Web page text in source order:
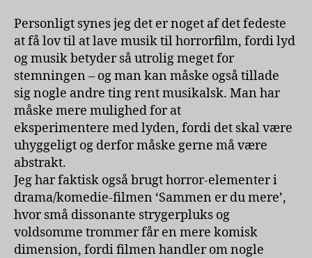
Personligt synes jeg det er noget af det fedeste
at få lov til at lave musik til horrorfilm, fordi lyd
og musik betyder så utrolig meget for
stemningen – og man kan måske også tillade
sig nogle andre ting rent musikalsk. Man har
måske mere mulighed for at
eksperimentere med lyden, fordi det skal være
uhyggeligt og derfor måske gerne må være
abstrakt.
Jeg har faktisk også brugt horror-elementer i
drama/komedie-filmen ‘Sammen er du mere’,
hvor små dissonante strygerpluks og
voldsomme trommer får en mere komisk
dimension, fordi filmen handler om nogle